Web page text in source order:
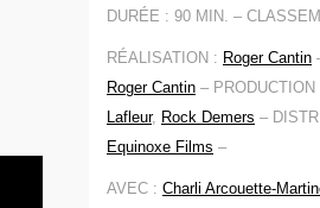
DURÉE : 90 MIN. –
RÉALISATION : Roger Cantin
Roger Cantin – PRODUCTION
Lafleur, Rock Demers –
Equinoxe Films –
AVEC : Charli Arcouette-